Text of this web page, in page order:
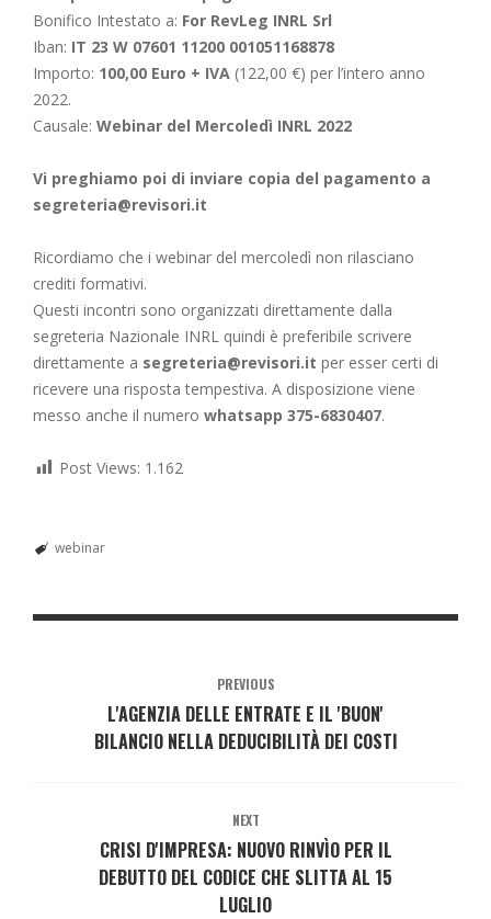
Bonifico Intestato a: For RevLeg INRL Srl
Iban: IT 23 W 07601 11200 001051168878
Importo: 100,00 Euro + IVA (122,00 €) per l’intero anno
2022.
Causale: Webinar del Mercoledì INRL 2022
Vi preghiamo poi di inviare copia del pagamento a
segreteria@revisori.it
Ricordiamo che i webinar del mercoledì non rilasciano
crediti formativi.
Questi incontri sono organizzati direttamente dalla
segreteria Nazionale INRL quindi è preferibile scrivere
direttamente a segreteria@revisori.it per esser certi di
ricevere una risposta tempestiva. A disposizione viene
messo anche il numero whatsapp 375-6830407.
Post Views: 1.162
webinar
PREVIOUS
L'AGENZIA DELLE ENTRATE E IL 'BUON'
BILANCIO NELLA DEDUCIBILITÀ DEI COSTI
NEXT
CRISI D'IMPRESA: NUOVO RINVÌO PER IL
DEBUTTO DEL CODICE CHE SLITTA AL 15
LUGLIO